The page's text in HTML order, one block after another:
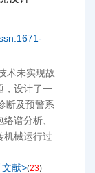
术未实现故
，设计了一
断及预警系
谱分析、
机械运行过
献>(23)